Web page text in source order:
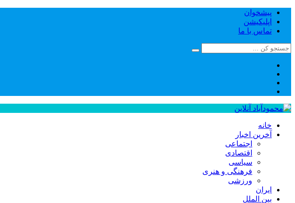
پیشخوان
اپلیکیشن
تماس با ما
خانه
آخرین اخبار
اجتماعی
اقتصادی
سیاسی
فرهنگی و هنری
ورزشی
ایران
بین الملل